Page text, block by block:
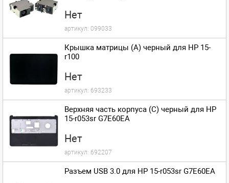
Нет
артикул: 099033
Крышка матрицы (A) черный для HP 15-
r100
Нет
артикул: 693233
Верхняя часть корпуса (C) черный для HP
15-r053sr G7E60EA
Нет
артикул: 692207
Разъем USB 3.0 для HP 15-r053sr G7E60EA